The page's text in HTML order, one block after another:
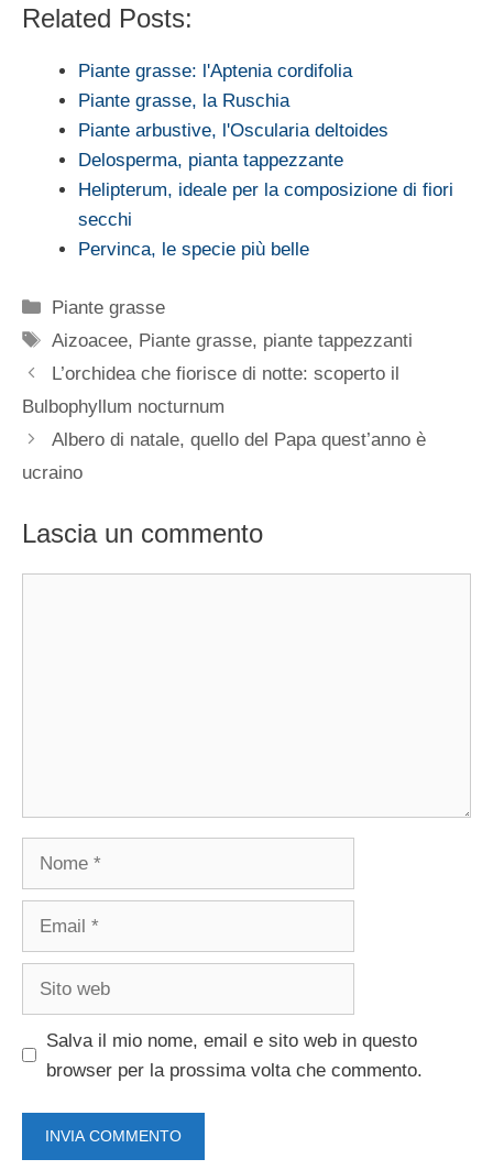
Related Posts:
Piante grasse: l'Aptenia cordifolia
Piante grasse, la Ruschia
Piante arbustive, l'Oscularia deltoides
Delosperma, pianta tappezzante
Helipterum, ideale per la composizione di fiori
secchi
Pervinca, le specie più belle
Categorie
Piante grasse
Tag
Aizoacee, Piante grasse, piante tappezzanti
L’orchidea che fiorisce di notte: scoperto il
Bulbophyllum nocturnum
Albero di natale, quello del Papa quest’anno è
ucraino
Lascia un commento
Salva il mio nome, email e sito web in questo
browser per la prossima volta che commento.